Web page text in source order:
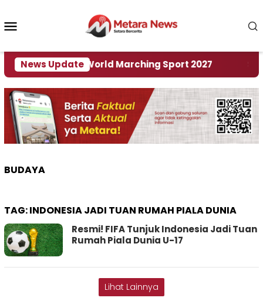
konten
News Update
Rumah World Marching Sport 2027 ‎Soal
BUDAYA
TAG:INDONESIA JADI TUAN RUMAH PIALA DUNIA
Resmi! FIFA Tunjuk Indonesia Jadi Tuan
Rumah Piala Dunia U-17
Lihat Lainnya